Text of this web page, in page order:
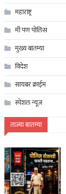
महाराष्ट्र
मी पण पोलिस
मुख्य बातम्या
विदेश
सायबर क्राईम
स्पेशल न्यूज
ताज्या बातम्या